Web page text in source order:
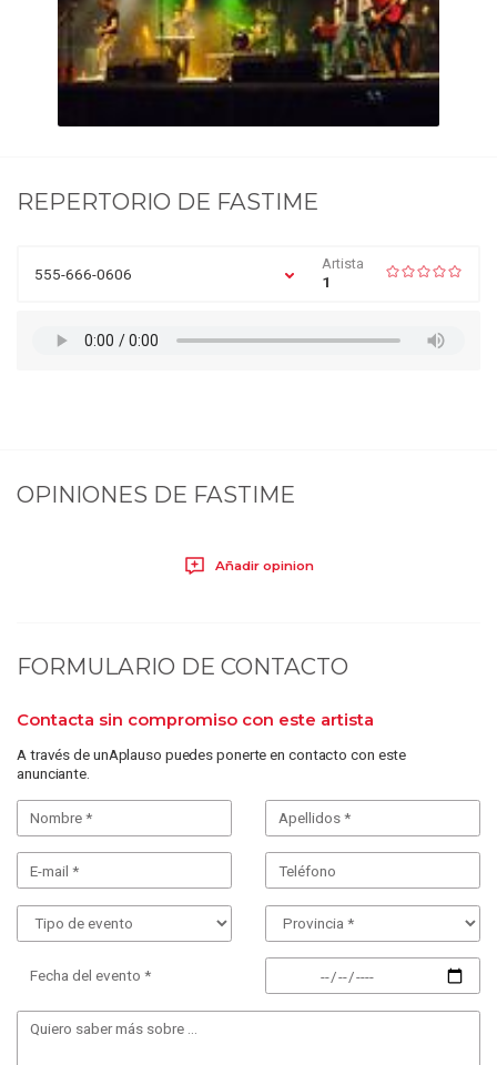
REPERTORIO DE FASTIME
555-666-0606
Artista
1
OPINIONES DE FASTIME
Añadir opinion
FORMULARIO DE CONTACTO
Contacta sin compromiso con este artista
A través de unAplauso puedes ponerte en contacto con este
anunciante.
Fecha del evento *